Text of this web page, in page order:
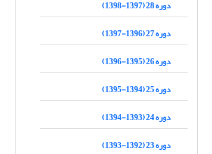
دوره 28 (1397-1398)
دوره 27 (1396-1397)
دوره 26 (1395-1396)
دوره 25 (1394-1395)
دوره 24 (1393-1394)
دوره 23 (1392-1393)